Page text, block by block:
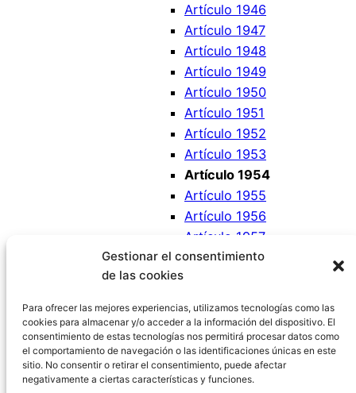
Gestionar el consentimiento
de las cookies
Para ofrecer las mejores experiencias, utilizamos tecnologías como las
cookies para almacenar y/o acceder a la información del dispositivo. El
consentimiento de estas tecnologías nos permitirá procesar datos como
el comportamiento de navegación o las identificaciones únicas en este
sitio. No consentir o retirar el consentimiento, puede afectar
negativamente a ciertas características y funciones.
Artículo 1946
Artículo 1947
Artículo 1948
Artículo 1949
Artículo 1950
Artículo 1951
Artículo 1952
Artículo 1953
Artículo 1954
Artículo 1955
Artículo 1956
Artículo 1957
Artículo 1958